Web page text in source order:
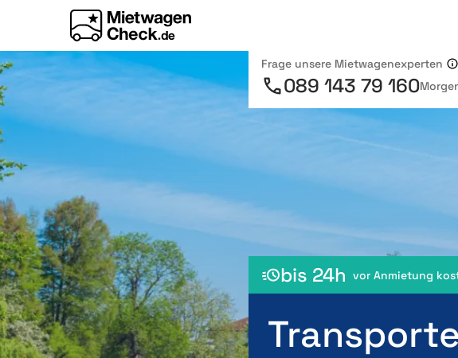
Frage unsere Mietwagenexperten
089 143 79 160
bis 24h vor Anmietung